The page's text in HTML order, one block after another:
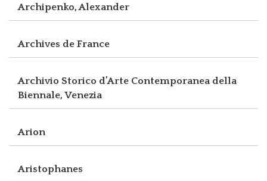
Archipenko, Alexander
Archives de France
Archivio Storico d’Arte Contemporanea della
Biennale, Venezia
Arion
Aristophanes